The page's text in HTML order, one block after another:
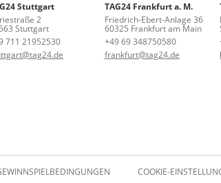
Stuttgart
2
Stuttgart
711 21952530
TAG24 Frankfurt a. M.
Friedrich-Ebert-Anlage 36
60325 Frankfurt am Main
+49 69 348750580
frankfurt@tag24.de
COOKIE-